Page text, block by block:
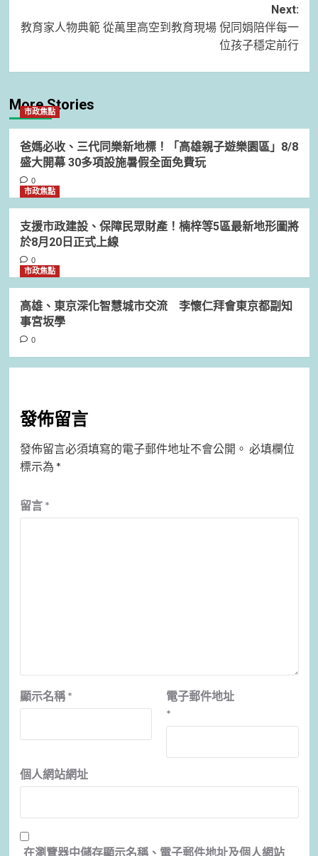
Next:
教育家人物典範 從萬里高空到教育現場 倪同娟陪伴每一
位孩子穩定前行
More Stories
市政焦點
爸媽必收、三代同樂新地標！「高雄親子遊樂園區」8/8
盛大開幕 30多項設施暑假全面免費玩
0
市政焦點
支援市政建設、保障民眾財產！楠梓等5區最新地形圖將
於8月20日正式上線
0
市政焦點
高雄、東京深化智慧城市交流 李懷仁拜會東京都副知
事宮坂學
0
發佈留言
發佈留言必須填寫的電子郵件地址不會公開。 必填欄位
標示為 *
留言 *
顯示名稱 *
電子郵件地址
*
個人網站網址
在瀏覽器中儲存顯示名稱、電子郵件地址及個人網站